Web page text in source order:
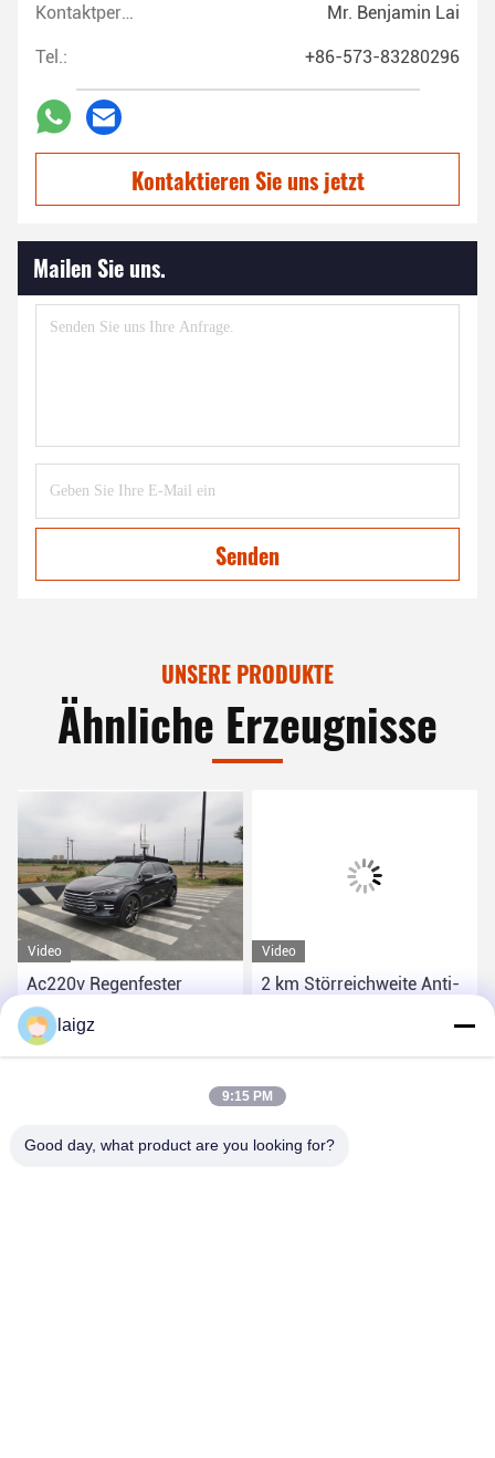
Kontaktpersonen: Mr. Benjamin Lai
Tel.: +86-573-83280296
Kontaktieren Sie uns jetzt
Mailen Sie uns.
Senden
UNSERE PRODUKTE
Ähnliche Erzeugnisse
Video
Ac220v Regenfester
Drohnen-Detektor, klein
Video
2 km Störreichweite Anti-
laigz
9:15 PM
Good day, what product are you looking for?